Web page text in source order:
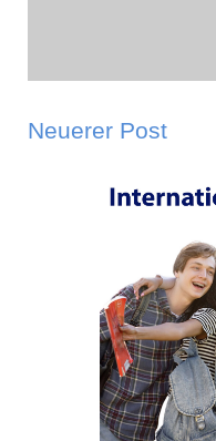
Neuerer Post